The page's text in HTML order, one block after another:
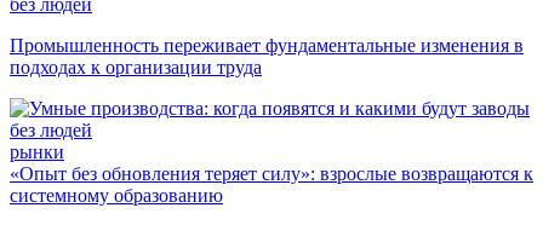
без людей
Промышленность переживает фундаментальные изменения в
подходах к организации труда
рынки
«Опыт без обновления теряет силу»: взрослые возвращаются к
системному образованию